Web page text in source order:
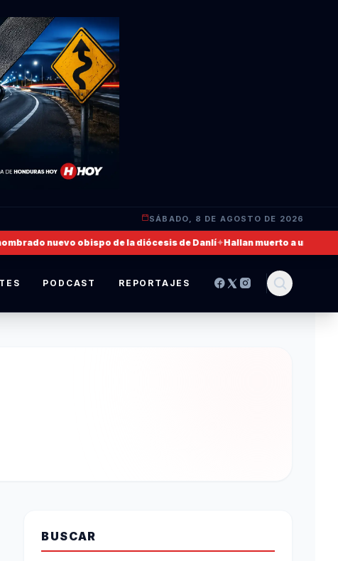
SÁBADO, 8 DE AGOSTO DE 2026
nuevo obispo de la diócesis de Danlí✦Hallan muerto a un militar de
PODCAST REPORTAJES
BUSCAR